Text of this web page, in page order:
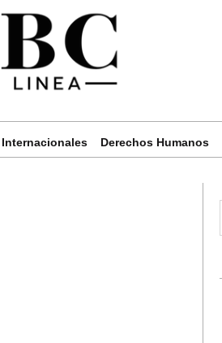
Internacionales Derechos Humanos